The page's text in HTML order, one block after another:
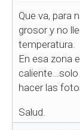
Que va, para
grosor y no
temperatura.
En esa zona
hacer las
Salud.